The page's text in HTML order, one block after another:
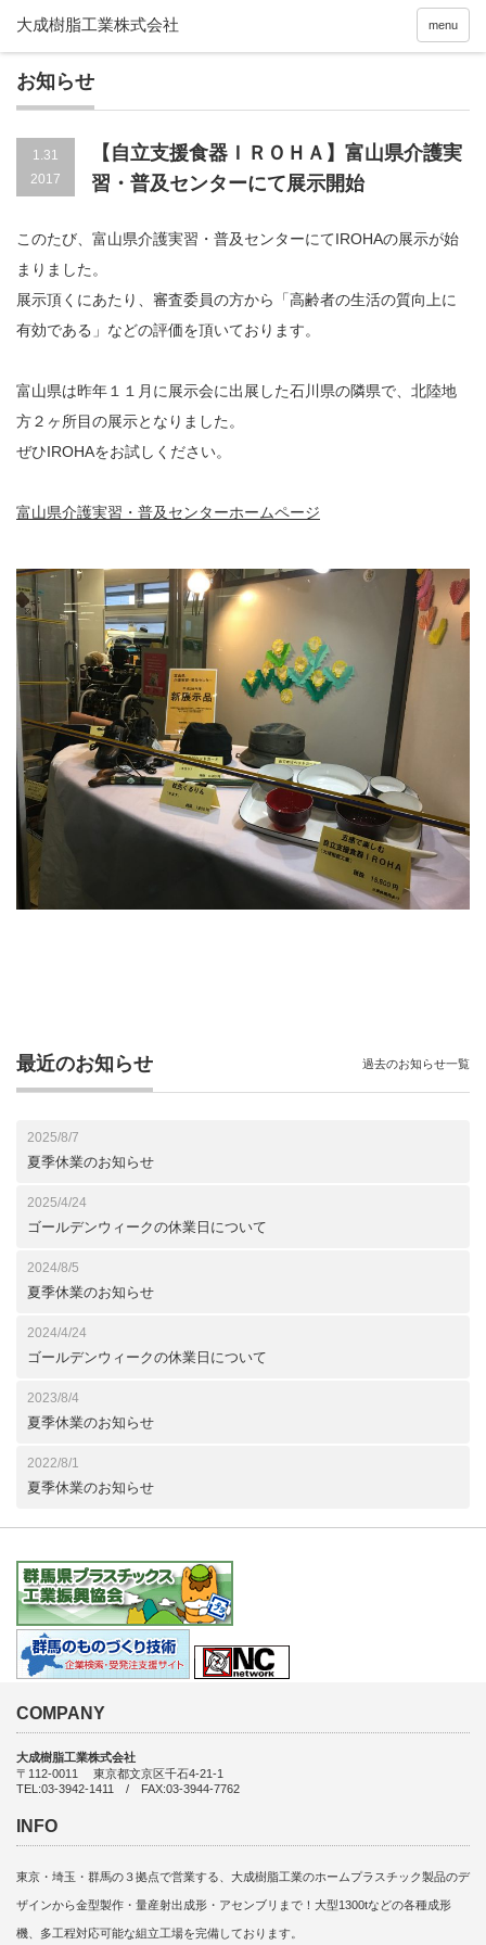
menu
お知らせ
1.31
2017
【自立支援食器ＩＲＯＨＡ】富山県介護実
習・普及センターにて展示開始
このたび、富山県介護実習・普及センターにてIROHAの展示が始
まりました。
展示頂くにあたり、審査委員の方から「高齢者の生活の質向上に
有効である」などの評価を頂いております。
富山県は昨年１１月に展示会に出展した石川県の隣県で、北陸地
方２ヶ所目の展示となりました。
ぜひIROHAをお試しください。
富山県介護実習・普及センターホームページ
最近のお知らせ
2025/8/7
夏季休業のお知らせ
2025/4/24
ゴールデンウィークの休業日について
2024/8/5
夏季休業のお知らせ
2024/4/24
ゴールデンウィークの休業日について
2023/8/4
夏季休業のお知らせ
2022/8/1
夏季休業のお知らせ
過去のお知らせ一覧
COMPANY
大成樹脂工業株式会社
〒112-0011 東京都文京区千石4-21-1
TEL:03-3942-1411 / FAX:03-3944-7762
INFO
東京・埼玉・群馬の３拠点で営業する、大成樹脂工業のホームプラスチック製品のデ
ザインから金型製作・量産射出成形・アセンブリまで！大型1300tなどの各種成形
機、多工程対応可能な組立工場を完備しております。